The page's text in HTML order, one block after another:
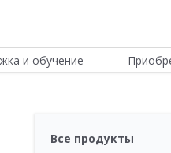
и обучение
Все продукты